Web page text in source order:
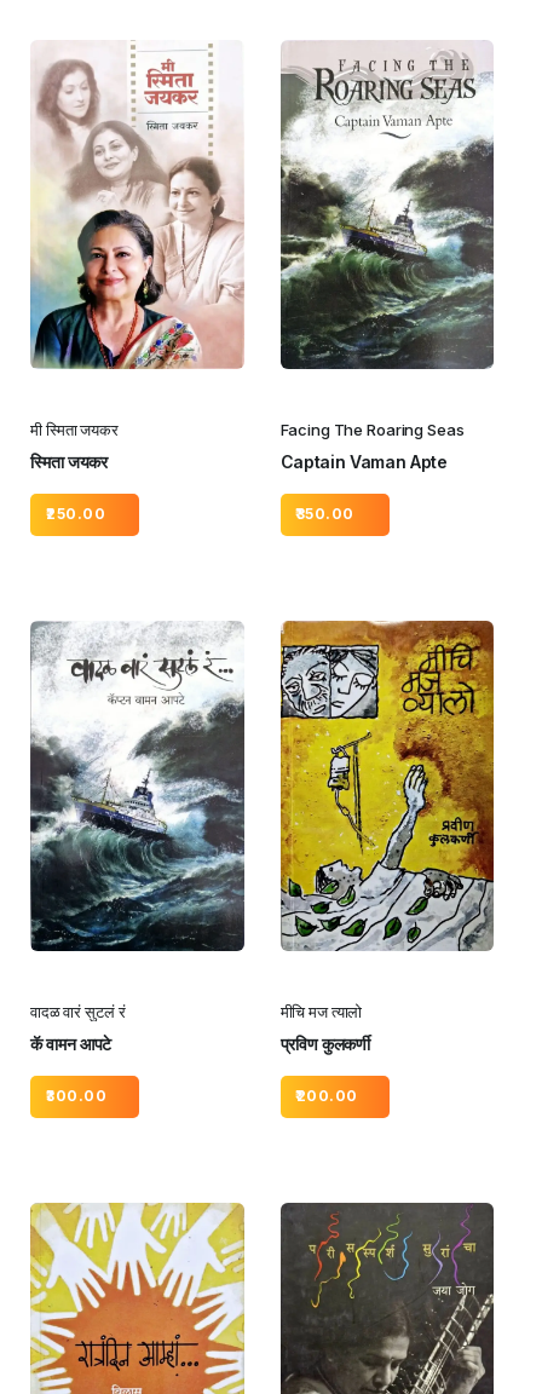
मी स्मिता जयकर
स्मिता जयकर
250.00
Facing The Roaring Seas
Captain Vaman Apte
350.00
वादळ वारं सुटलं रं
कॅ वामन आपटे
300.00
मीचि मज त्यालो
प्रविण कुलकर्णी
200.00